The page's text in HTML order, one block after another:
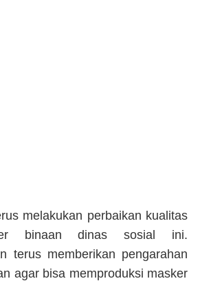
melakukan perbaikan kualitas
binaan dinas sosial ini.
terus memberikan pengarahan
agar bisa memproduksi masker